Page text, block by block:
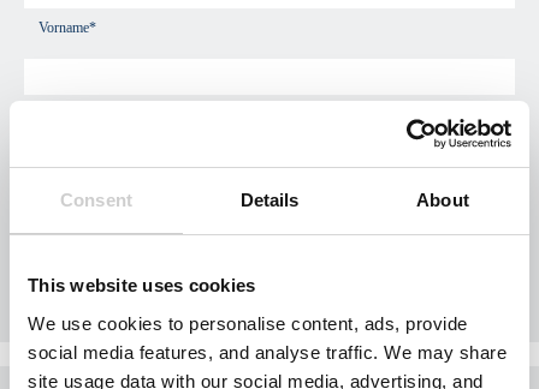
Consent Details About
This website uses cookies
We use cookies to personalise content, ads, provide
social media features, and analyse traffic. We may share
site usage data with our social media, advertising, and
Vorname*
Firmenname
Telefon*